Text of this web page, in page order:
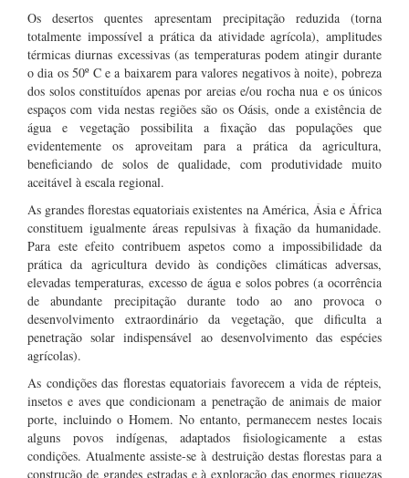
Os desertos quentes apresentam precipitação reduzida (torna
totalmente impossível a prática da atividade agrícola), amplitudes
térmicas diurnas excessivas (as temperaturas podem atingir durante
o dia os 50º C e a baixarem para valores negativos à noite), pobreza
dos solos constituídos apenas por areias e/ou rocha nua e os únicos
espaços com vida nestas regiões são os Oásis, onde a existência de
água e vegetação possibilita a fixação das populações que
evidentemente os aproveitam para a prática da agricultura,
beneficiando de solos de qualidade, com produtividade muito
aceitável à escala regional.
As grandes florestas equatoriais existentes na América, Ásia e África
constituem igualmente áreas repulsivas à fixação da humanidade.
Para este efeito contribuem aspetos como a impossibilidade da
prática da agricultura devido às condições climáticas adversas,
elevadas temperaturas, excesso de água e solos pobres (a ocorrência
de abundante precipitação durante todo ao ano provoca o
desenvolvimento extraordinário da vegetação, que dificulta a
penetração solar indispensável ao desenvolvimento das espécies
agrícolas).
As condições das florestas equatoriais favorecem a vida de répteis,
insetos e aves que condicionam a penetração de animais de maior
porte, incluindo o Homem. No entanto, permanecem nestes locais
alguns povos indígenas, adaptados fisiologicamente a estas
condições. Atualmente assiste-se à destruição destas florestas para a
construção de grandes estradas e à exploração das enormes riquezas